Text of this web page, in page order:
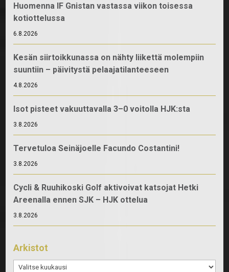
Huomenna IF Gnistan vastassa viikon toisessa
kotiottelussa
6.8.2026
Kesän siirtoikkunassa on nähty liikettä molempiin
suuntiin – päivitystä pelaajatilanteeseen
4.8.2026
Isot pisteet vakuuttavalla 3–0 voitolla HJK:sta
3.8.2026
Tervetuloa Seinäjoelle Facundo Costantini!
3.8.2026
Cycli & Ruuhikoski Golf aktivoivat katsojat Hetki
Areenalla ennen SJK – HJK ottelua
3.8.2026
Arkistot
Arkistot